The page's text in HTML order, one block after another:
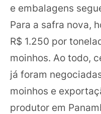
e embalagens
Para a safra nova,
R$ 1.250 por
moinhos. Ao todo,
já foram
moinhos e
produtor em